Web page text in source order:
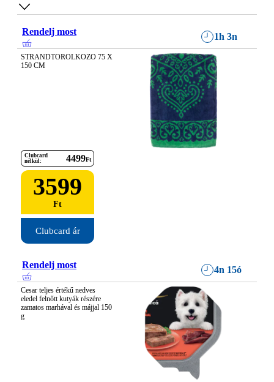
Rendelj most 1h 3n
STRANDTOROLKOZO 75 X
150 CM
Clubcard
nélkül:
4499Ft
3599
Ft
Clubcard ár
Rendelj most 4n 15ó
Cesar teljes értékű nedves
eledel felnőtt kutyák részére
zamatos marhával és májjal 150
g